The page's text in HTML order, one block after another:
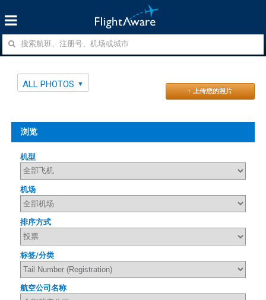
ALL PHOTOS
↑ 上传您的照片
浏览
机型
机场
排序方式
标签/分类
航空公司名称